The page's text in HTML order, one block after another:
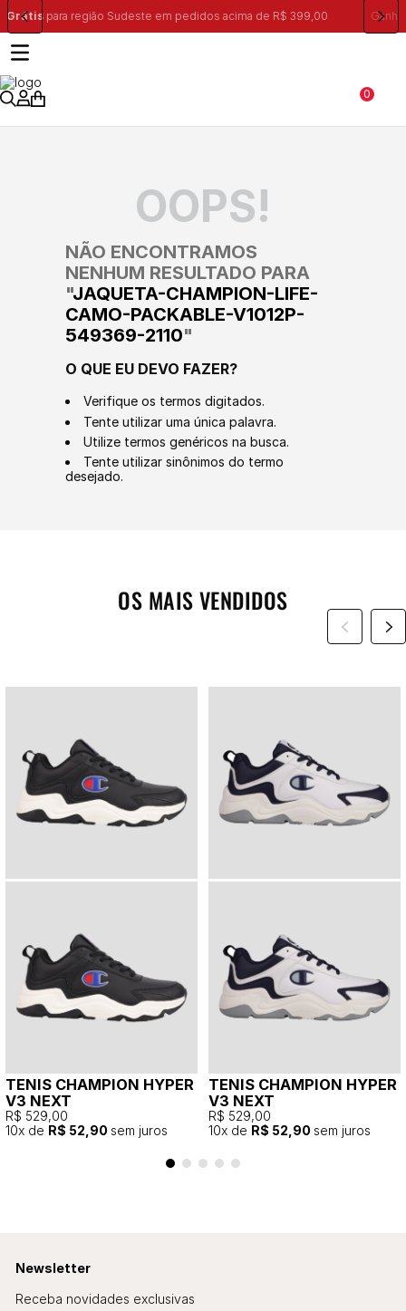
399,00 Ganhe 10% na primeira compra, utilizando o cupom:
0
OOPS!
NÃO ENCONTRAMOS
NENHUM RESULTADO PARA
"JAQUETA-CHAMPION-LIFE-
CAMO-PACKABLE-V1012P-
549369-2110"
O QUE EU DEVO FAZER?
Verifique os termos digitados.
Tente utilizar uma única palavra.
Utilize termos genéricos na busca.
Tente utilizar sinônimos do termo
desejado.
OS MAIS VENDIDOS
TENIS CHAMPION HYPER
V3 NEXT
R$ 529,00
10x de R$ 52,90 sem juros
TENIS CHAMPION HYPER
V3 NEXT
R$ 529,00
10x de R$ 52,90 sem juros
Newsletter
Receba novidades exclusivas